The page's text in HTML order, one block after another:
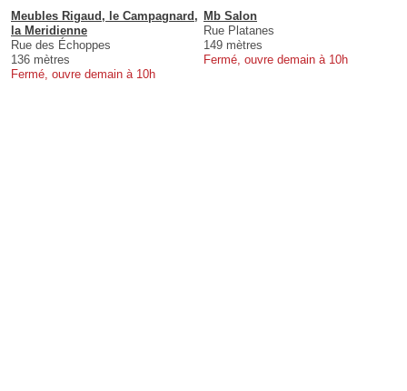
Meubles Rigaud, le Campagnard,
la Meridienne
Rue des Échoppes
136 mètres
Fermé, ouvre demain à 10h
Mb Salon
Rue Platanes
149 mètres
Fermé, ouvre demain à 10h